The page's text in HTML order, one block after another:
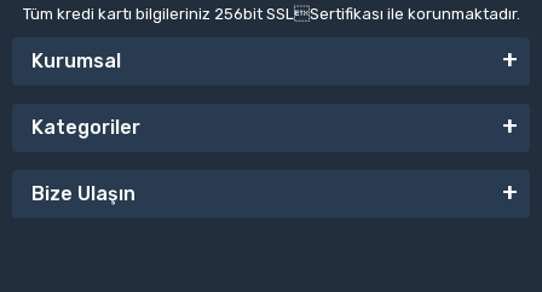
Tüm kredi kartı bilgileriniz 256bit SSLSertifikası ile korunmaktadır.
Kurumsal
Kategoriler
Bize Ulaşın